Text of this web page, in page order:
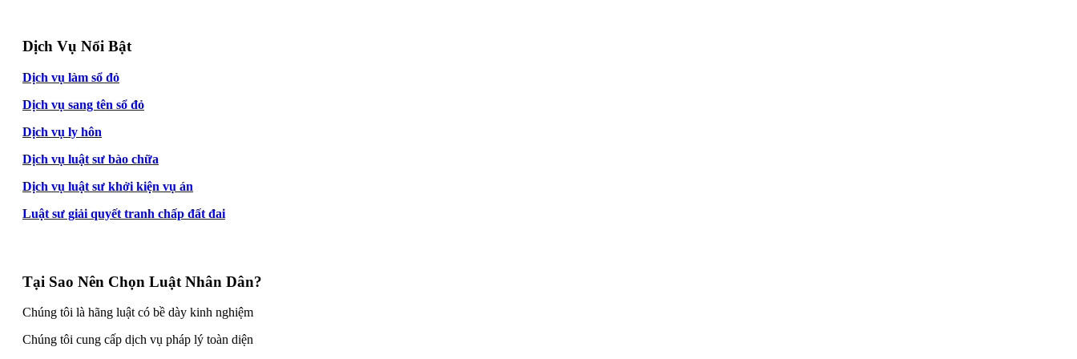
Dịch Vụ Nổi Bật
Dịch vụ làm sổ đỏ
Dịch vụ sang tên sổ đỏ
Dịch vụ ly hôn
Dịch vụ luật sư bào chữa
Dịch vụ luật sư khởi kiện vụ án
Luật sư giải quyết tranh chấp đất đai
Tại Sao Nên Chọn Luật Nhân Dân?
Chúng tôi là hãng luật có bề dày kinh nghiệm
Chúng tôi cung cấp dịch vụ pháp lý toàn diện